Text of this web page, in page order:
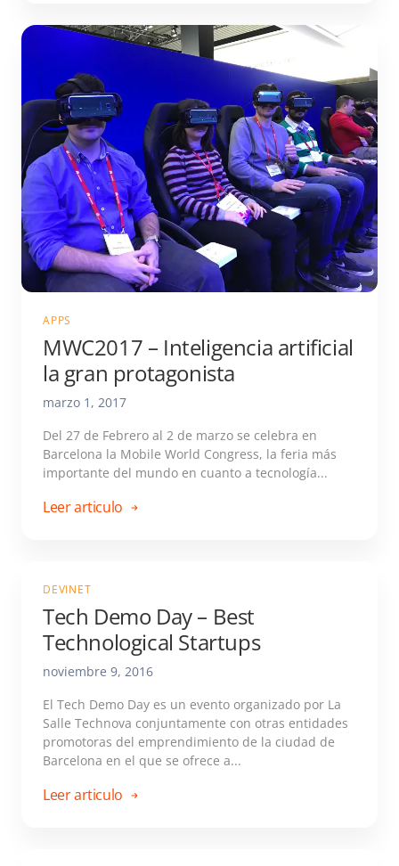
APPS
MWC2017 – Inteligencia artificial
la gran protagonista
marzo 1, 2017
Del 27 de Febrero al 2 de marzo se celebra en
Barcelona la Mobile World Congress, la feria más
importante del mundo en cuanto a tecnología...
Leer articulo
DEVINET
Tech Demo Day – Best
Technological Startups
noviembre 9, 2016
El Tech Demo Day es un evento organizado por La
Salle Technova conjuntamente con otras entidades
promotoras del emprendimiento de la ciudad de
Barcelona en el que se ofrece a...
Leer articulo